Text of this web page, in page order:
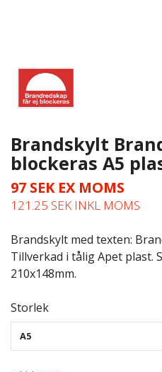
Brandskylt
blockeras A5
97 SEKEX MOMS
121.25 SEK INKL MOMS
Brandskylt med texten:
Tillverkad i tålig Apet plast.
210x148mm.
Storlek
A5